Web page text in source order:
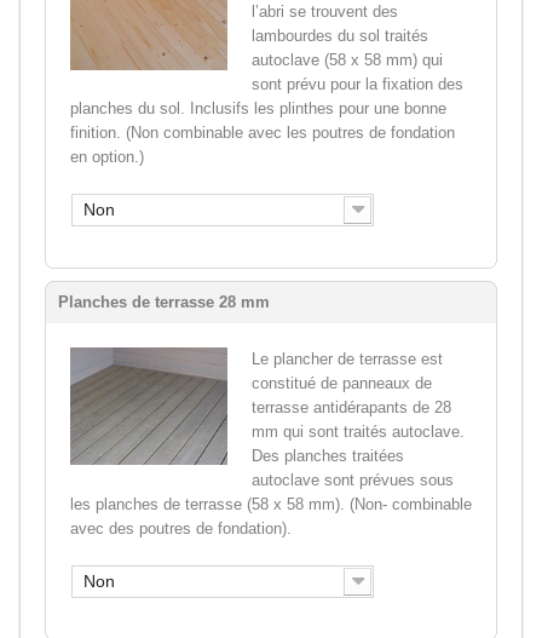
l’abri se trouvent des
lambourdes du sol traités
autoclave (58 x 58 mm) qui
sont prévu pour la fixation des
planches du sol. Inclusifs les plinthes pour une bonne
finition. (Non combinable avec les poutres de fondation
en option.)
Non
Planches de terrasse 28 mm
Le plancher de terrasse est
constitué de panneaux de
terrasse antidérapants de 28
mm qui sont traités autoclave.
Des planches traitées
autoclave sont prévues sous
les planches de terrasse (58 x 58 mm). (Non- combinable
avec des poutres de fondation).
Non